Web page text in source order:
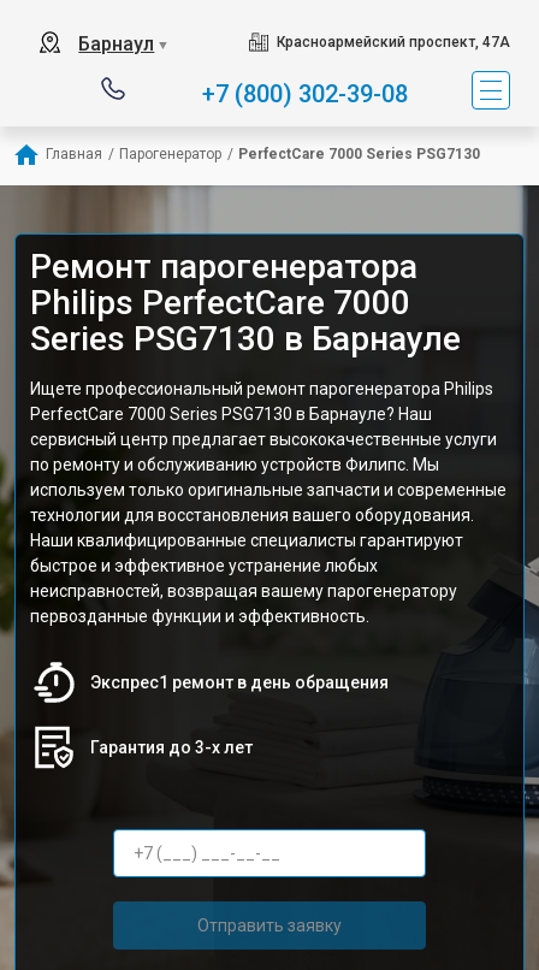
Барнаул ▼ Красноармейский проспект, 47А
+7 (800) 302-39-08
Главная / Парогенератор / PerfectCare 7000 Series PSG7130
Ремонт парогенератора
Philips PerfectCare 7000
Series PSG7130 в Барнауле
Ищете профессиональный ремонт парогенератора Philips
PerfectCare 7000 Series PSG7130 в Барнауле? Наш
сервисный центр предлагает высококачественные услуги
по ремонту и обслуживанию устройств Филипс. Мы
используем только оригинальные запчасти и современные
технологии для восстановления вашего оборудования.
Наши квалифицированные специалисты гарантируют
быстрое и эффективное устранение любых
неисправностей, возвращая вашему парогенератору
первозданные функции и эффективность.
Экспрес1 ремонт в день обращения
Гарантия до 3-х лет
Отправить заявку